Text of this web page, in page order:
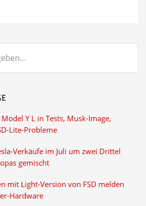
Y L in Tests, Musk-Image,
Lite-Probleme
Verkäufe im Juli um zwei Drittel
gemischt
mit Light-Version von FSD melden
Hardware